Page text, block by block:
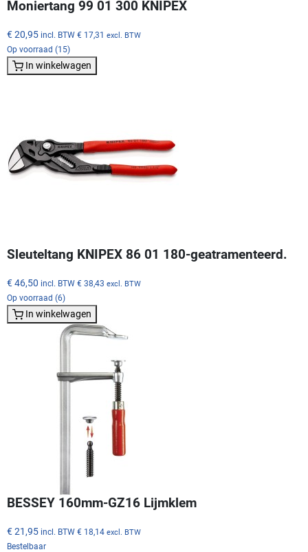
Moniertang 99 01 300 KNIPEX
€ 20,95 incl. BTW € 17,31 excl. BTW
Op voorraad (15)
In winkelwagen
Sleuteltang KNIPEX 86 01 180-geatramenteerd.
€ 46,50 incl. BTW € 38,43 excl. BTW
Op voorraad (6)
In winkelwagen
BESSEY 160mm-GZ16 Lijmklem
€ 21,95 incl. BTW € 18,14 excl. BTW
Bestelbaar